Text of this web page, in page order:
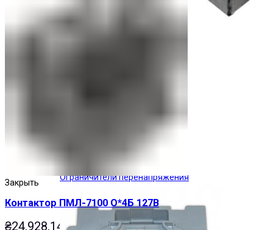
Ограничители перенапряжения
Закрыть
Контактор ПМЛ-7100 О*4Б 127В
₴24,928.14